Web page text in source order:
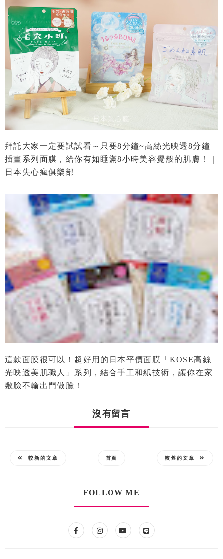
拜託大家一定要試試看～只要8分鐘~高絲光映透8分鐘
插畫系列面膜，給你有如睡滿8小時美容覺般的肌膚！｜
日本失心瘋俱樂部
這款面膜很可以！超好用的日本平價面膜「KOSE高絲_
光映透美肌職人」系列，結合手工和紙技術，讓你在家
敷臉不輸出門做臉！
沒有留言
較新的文章 首頁 較舊的文章
FOLLOW ME